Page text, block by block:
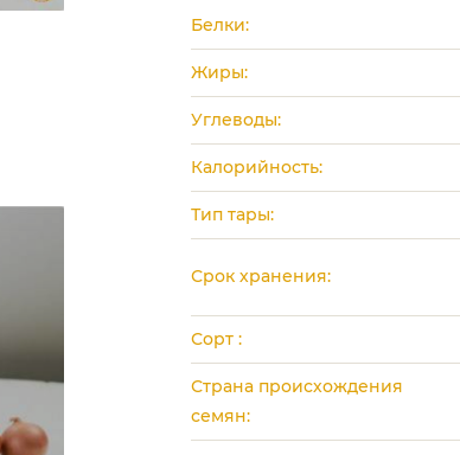
Белки:
Жиры:
Углеводы:
Калорийность:
Тип тары:
Срок хранения:
Сорт :
Страна происхождения
семян: